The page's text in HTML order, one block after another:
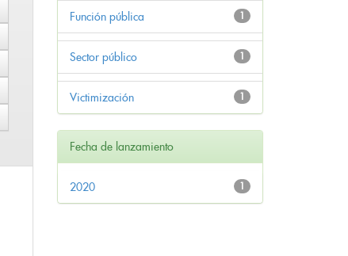
1
Función pública
1
Sector público
1
Victimización
Fecha de lanzamiento
1
2020